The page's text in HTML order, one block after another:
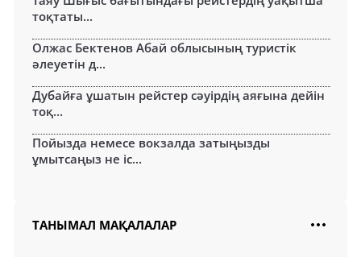
тоқтаты...
Олжас Бектенов Абай облысының туристік
әлеуетін д...
Дубайға ұшатын рейстер сәуірдің аяғына дейін
тоқ...
Пойызда немесе вокзалда затыңызды
ұмытсаңыз не іс...
ТАНЫМАЛ МАҚАЛАЛАР